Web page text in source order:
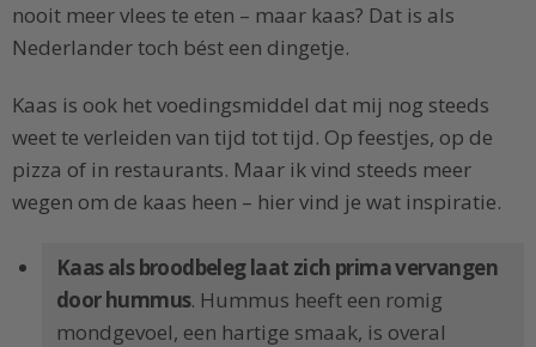
nooit meer vlees te eten – maar kaas? Dat is als
Nederlander toch bést een dingetje.
Kaas is ook het voedingsmiddel dat mij nog steeds
weet te verleiden van tijd tot tijd. Op feestjes, op de
pizza of in restaurants. Maar ik vind steeds meer
wegen om de kaas heen – hier vind je wat inspiratie.
Kaas als broodbeleg laat zich prima vervangen
door hummus. Hummus heeft een romig
mondgevoel, een hartige smaak, is overal